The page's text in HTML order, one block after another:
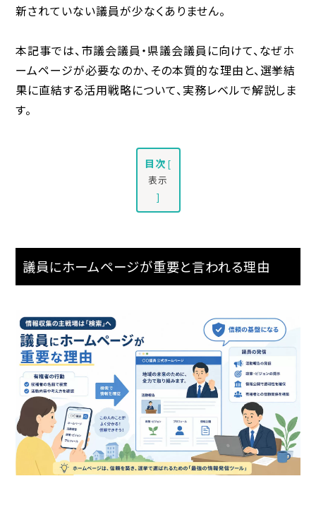
新されていない議員が少なくありません。
本記事では、市議会議員・県議会議員に向けて、なぜホ
ームページが必要なのか、その本質的な理由と、選挙結
果に直結する活用戦略について、実務レベルで解説しま
す。
目次 [
表示
]
議員にホームページが重要と言われる理由